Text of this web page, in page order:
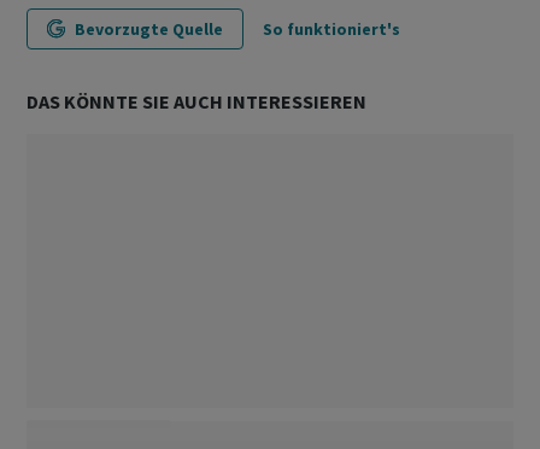
Bevorzugte Quelle So funktioniert's
DAS KÖNNTE SIE AUCH INTERESSIEREN